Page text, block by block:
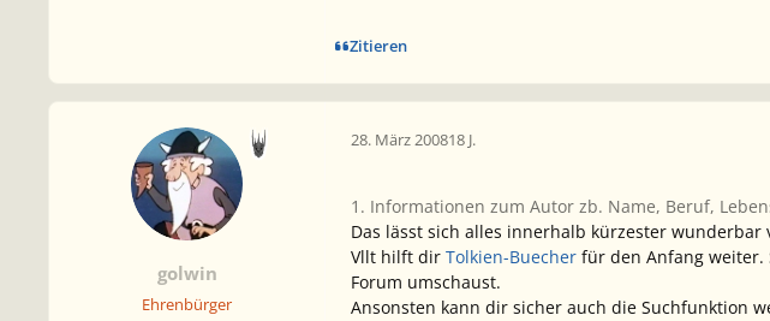
Zitieren
golwin
Ehrenbürger
28. März 200818 J.
1. Informationen zum Autor zb. Name, Beruf,
Das lässt sich alles innerhalb kürzester
Vllt hilft dir Tolkien-Buecher für den Anfang weiter.
Forum umschaust.
Ansonsten kann dir sicher auch die Suchfunktion